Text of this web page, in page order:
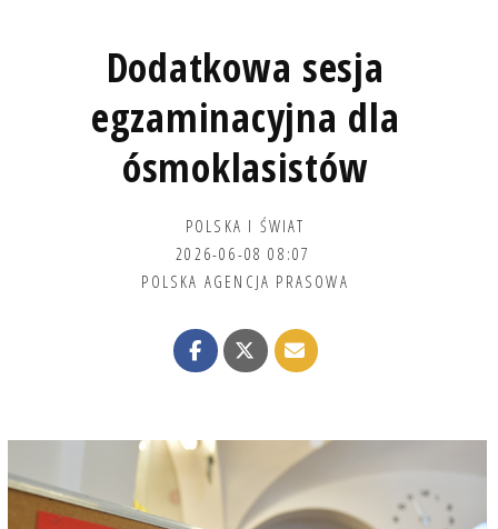
Dodatkowa sesja
egzaminacyjna dla
ósmoklasistów
POLSKA I ŚWIAT
2026-06-08 08:07
POLSKA AGENCJA PRASOWA